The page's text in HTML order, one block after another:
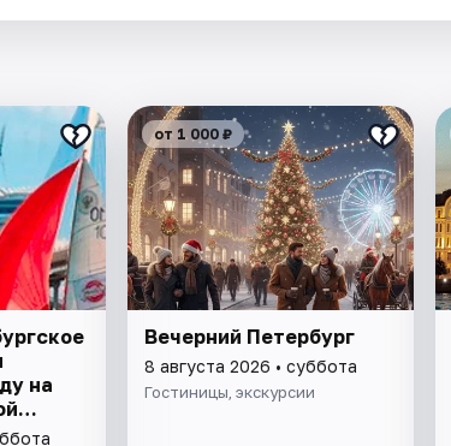
на
от 1 000 ₽
Вечерний Петербург
8 августа 2026 • суббота
Гостиницы, экскурсии